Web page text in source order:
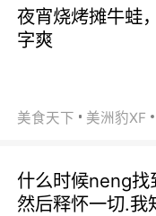
夜宵烧烤摊牛蛙
字爽
美食天下 美洲豹XF
什么时候neng找
然后释怀一切.我